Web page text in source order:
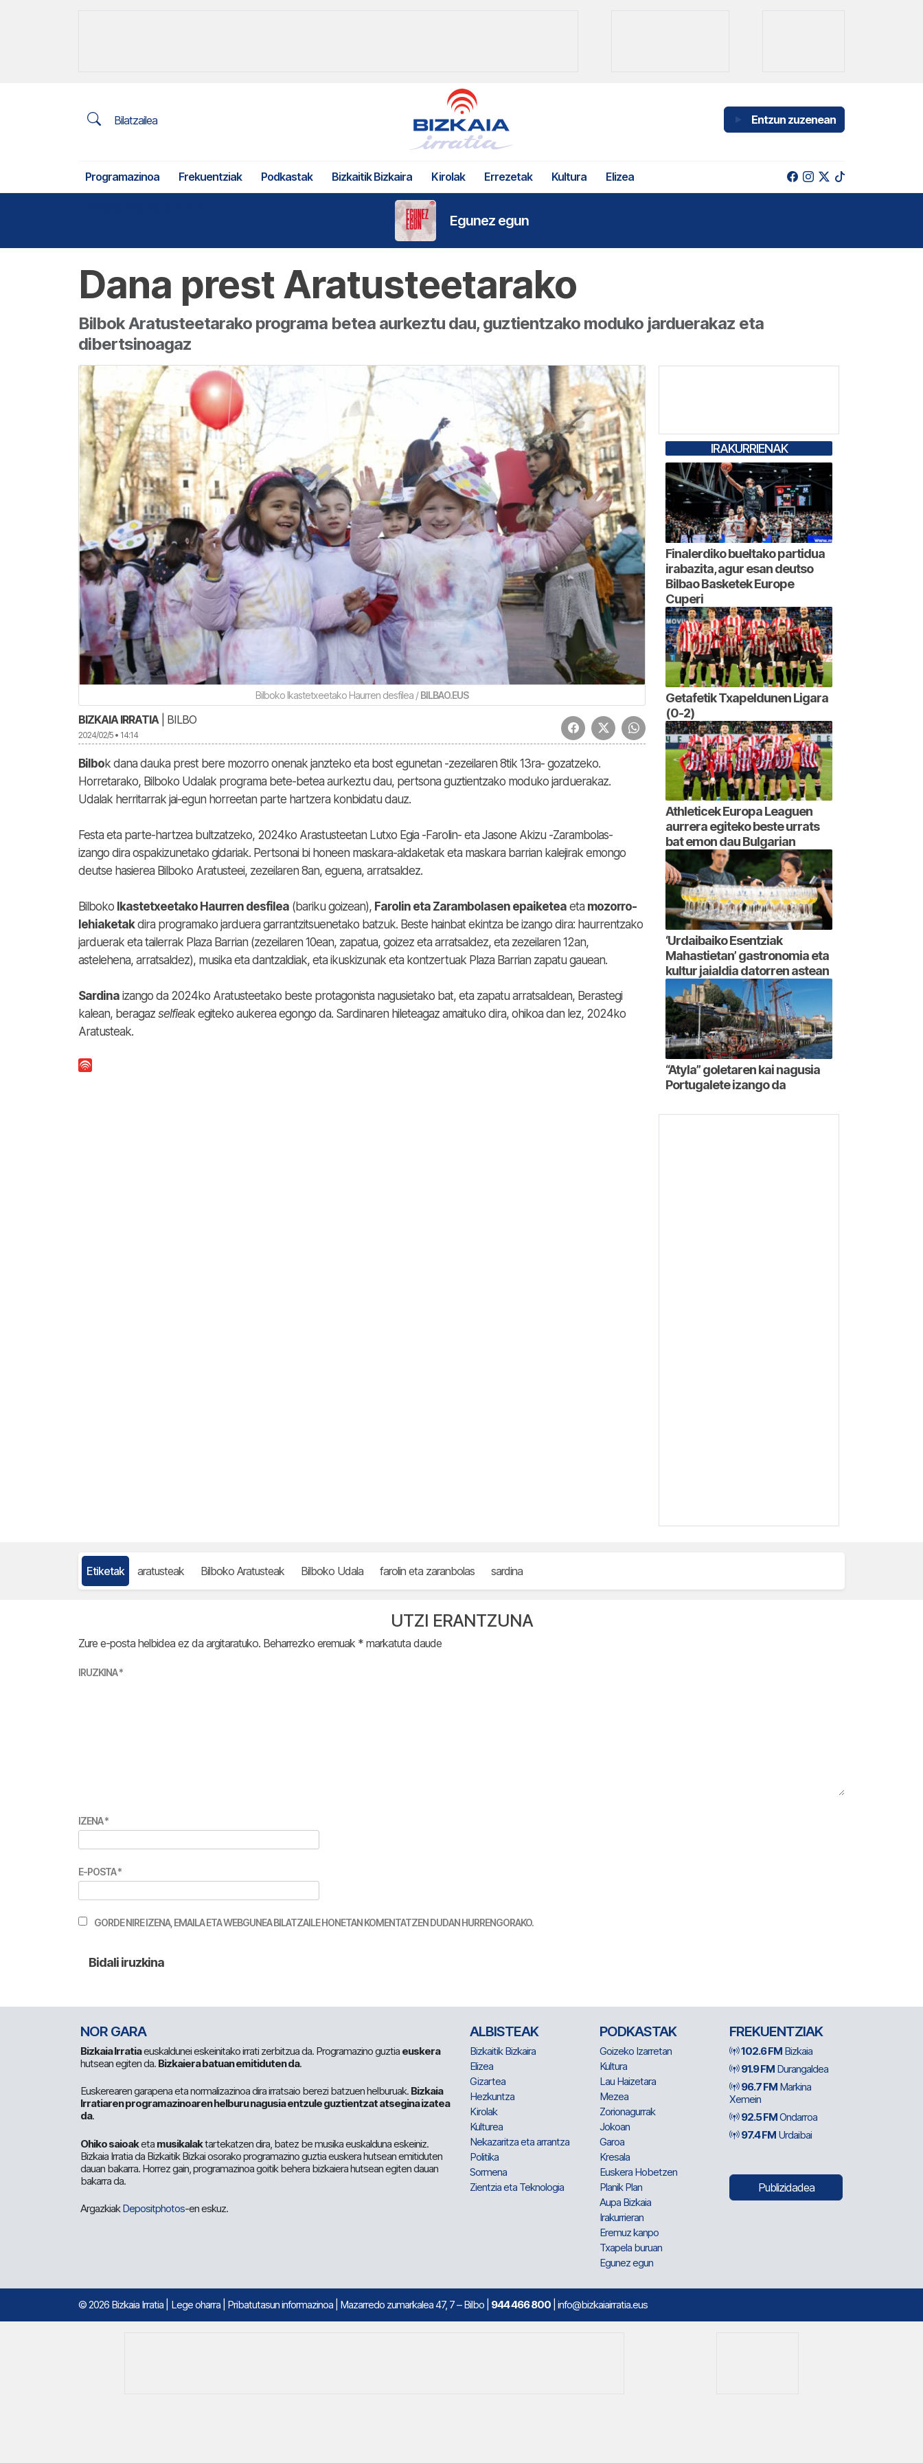
Bilatzailea Entzun zuzenean
Programazinoa Frekuentziak Podkastak Bizkaitik Bizkaira Kirolak Errezetak Kultura Elizea
Egunez egun
Dana prest Aratusteetarako
Bilbok Aratusteetarako programa betea aurkeztu dau, guztientzako moduko jarduerakaz eta
dibertsinoagaz
Bilboko Ikastetxeetako Haurren desfilea /BILBAO.EUS
BIZKAIA IRRATIA| BILBO
2024/02/5 • 14:14
Bilbok dana dauka prest bere mozorro onenak janzteko eta bost egunetan -zezeilaren 8tik 13ra- gozatzeko.
Horretarako, Bilboko Udalak programa bete-betea aurkeztu dau, pertsona guztientzako moduko jarduerakaz.
Udalak herritarrak jai-egun horreetan parte hartzera konbidatu dauz.
Festa eta parte-hartzea bultzatzeko, 2024ko Arastusteetan Lutxo Egia -Farolin- eta Jasone Akizu -Zarambolas-
izango dira ospakizunetako gidariak. Pertsonai bi honeen maskara-aldaketak eta maskara barrian kalejirak emongo
deutse hasierea Bilboko Aratusteei, zezeilaren 8an, eguena, arratsaldez.
Bilboko Ikastetxeetako Haurren desfilea (bariku goizean), Farolin eta Zarambolasen epaiketea eta mozorro-
lehiaketakdira programako jarduera garrantzitsuenetako batzuk. Beste hainbat ekintza be izango dira: haurrentzako
jarduerak eta tailerrak Plaza Barrian (zezeilaren 10ean, zapatua, goizez eta arratsaldez, eta zezeilaren 12an,
astelehena, arratsaldez), musika eta dantzaldiak, eta ikuskizunak eta kontzertuak Plaza Barrian zapatu gauean.
Sardina izango da 2024ko Aratusteetako beste protagonista nagusietako bat, eta zapatu arratsaldean, Berastegi
kalean, beragaz selfieak egiteko aukerea egongo da. Sardinaren hileteagaz amaituko dira, ohikoa dan lez, 2024ko
Aratusteak.
IRAKURRIENAK
Finalerdiko bueltako partidua
irabazita, agur esan deutso
Bilbao Basketek Europe
Cuperi
Getafetik Txapeldunen Ligara
(0-2)
Athleticek Europa Leaguen
aurrera egiteko beste urrats
bat emon dau Bulgarian
‘Urdaibaiko Esentziak
Mahastietan’ gastronomia eta
kultur jaialdia datorren astean
“Atyla” goletaren kai nagusia
Portugalete izango da
Etiketak aratusteak Bilboko Aratusteak Bilboko Udala farolin eta zaranbolas sardina
UTZI ERANTZUNA
Zure e-posta helbidea ez da argitaratuko. Beharrezko eremuak * markatuta daude
IRUZKINA*
IZENA*
E-POSTA*
GORDE NIRE IZENA, EMAILA ETA WEBGUNEA BILATZAILE HONETAN KOMENTATZEN DUDAN HURRENGORAKO.
NOR GARA
Bizkaia Irratiaeuskaldunei eskeinitako irrati zerbitzua da. Programazino guztia euskera
hutsean egiten da. Bizkaiera batuan emitiduten da.
Euskerearen garapena eta normalizazinoa dira irratsaio berezi batzuen helburuak. Bizkaia
Irratiaren programazinoaren helburu nagusia entzule guztientzat atsegina izatea
da.
Ohiko saioaketa musikalaktartekatzen dira, batez be musika euskalduna eskeiniz.
Bizkaia Irratia da Bizkaitik Bizkai osorako programazino guztia euskera hutsean emitiduten
dauan bakarra. Horrez gain, programazinoa goitik behera bizkaiera hutsean egiten dauan
bakarra da.
ArgazkiakDepositphotos-en eskuz.
ALBISTEAK
Bizkaitik Bizkaira
Elizea
Gizartea
Hezkuntza
Kirolak
Kulturea
Nekazaritza eta arrantza
Politika
Sormena
Zientzia eta Teknologia
PODKASTAK
Goizeko Izarretan
Kultura
Lau Haizetara
Mezea
Zorionagurrak
Jokoan
Garoa
Kresala
Euskera Hobetzen
Planik Plan
Aupa Bizkaia
Irakurrieran
Eremuz kanpo
Txapela buruan
Egunez egun
FREKUENTZIAK
102.6 FM Bizkaia
91.9 FM Durangaldea
96.7 FM Markina
Xemein
92.5 FMOndarroa
97.4 FM Urdaibai
Publizidadea
© 2026 Bizkaia Irratia Lege oharra Pribatutasun informazinoa | Mazarredo zumarkalea 47, 7 – Bilbo | 944 466 800 | info@bizkaiairratia.eus